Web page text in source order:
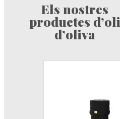
Els nostres
productes d’oli
d’oliva